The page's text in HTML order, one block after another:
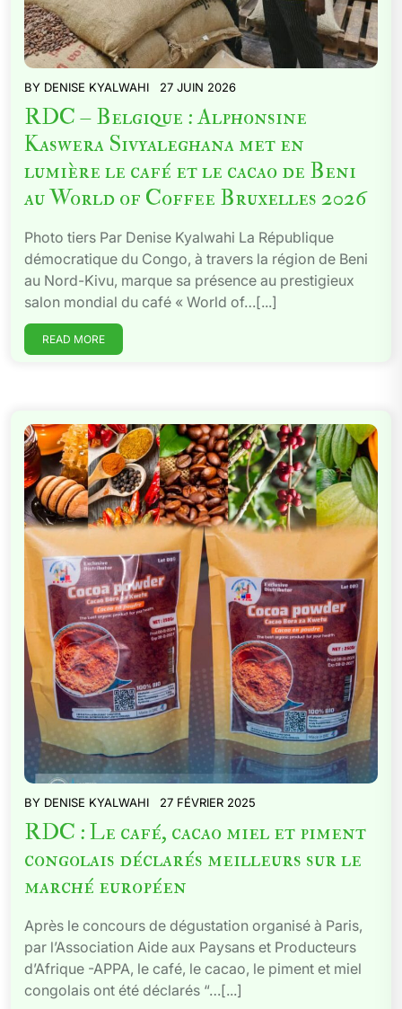
BY DENISE KYALWAHI 27 JUIN 2026
RDC – Belgique : Alphonsine
Kaswera Sivyaleghana met en
lumière le café et le cacao de Beni
au World of Coffee Bruxelles 2026
Photo tiers Par Denise Kyalwahi La République
démocratique du Congo, à travers la région de Beni
au Nord-Kivu, marque sa présence au prestigieux
salon mondial du café « World of…[...]
READ MORE
BY DENISE KYALWAHI 27 FÉVRIER 2025
RDC : Le café, cacao miel et piment
congolais déclarés meilleurs sur le
marché européen
Après le concours de dégustation organisé à Paris,
par l’Association Aide aux Paysans et Producteurs
d’Afrique -APPA, le café, le cacao, le piment et miel
congolais ont été déclarés “…[...]